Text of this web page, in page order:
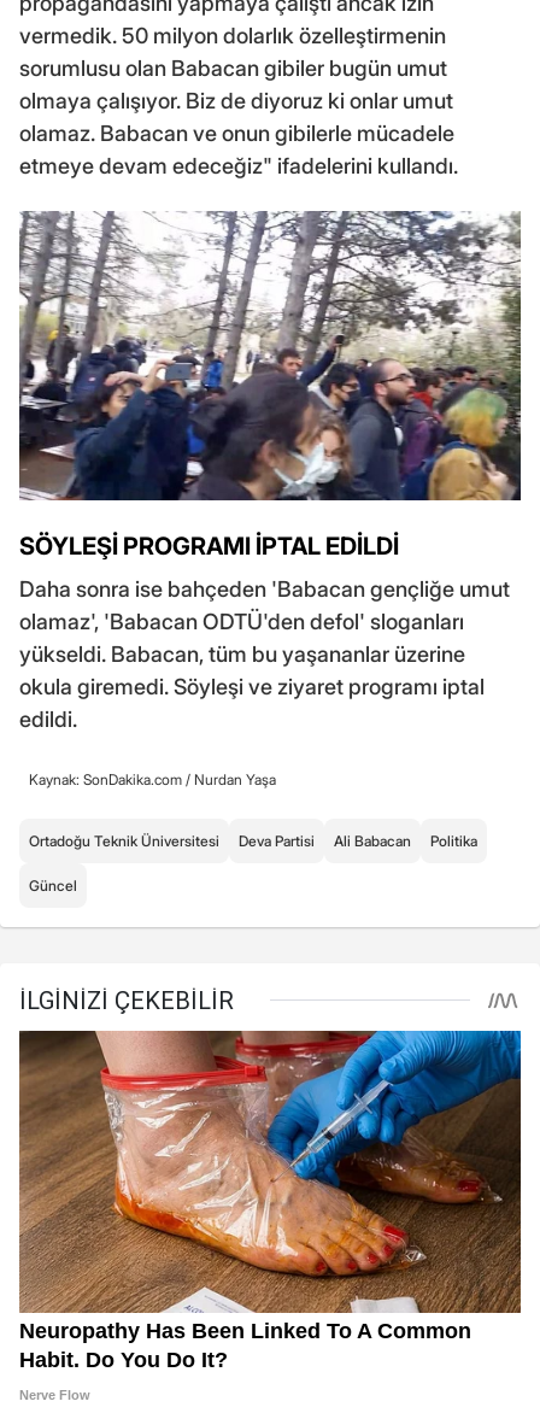
vermedik. 50 milyon dolarlık özelleştirmenin
sorumlusu olan Babacan gibiler bugün umut
olmaya çalışıyor. Biz de diyoruz ki onlar umut
olamaz. Babacan ve onun gibilerle mücadele
etmeye devam edeceğiz" ifadelerini kullandı.
SÖYLEŞİ PROGRAMI İPTAL EDİLDİ
Daha sonra ise bahçeden 'Babacan gençliğe umut
olamaz', 'Babacan ODTÜ'den defol' sloganları
yükseldi. Babacan, tüm bu yaşananlar üzerine
okula giremedi. Söyleşi ve ziyaret programı iptal
edildi.
Kaynak: SonDakika.com / Nurdan Yaşa
Ortadoğu Teknik Üniversitesi Deva Partisi Ali Babacan Politika
Güncel